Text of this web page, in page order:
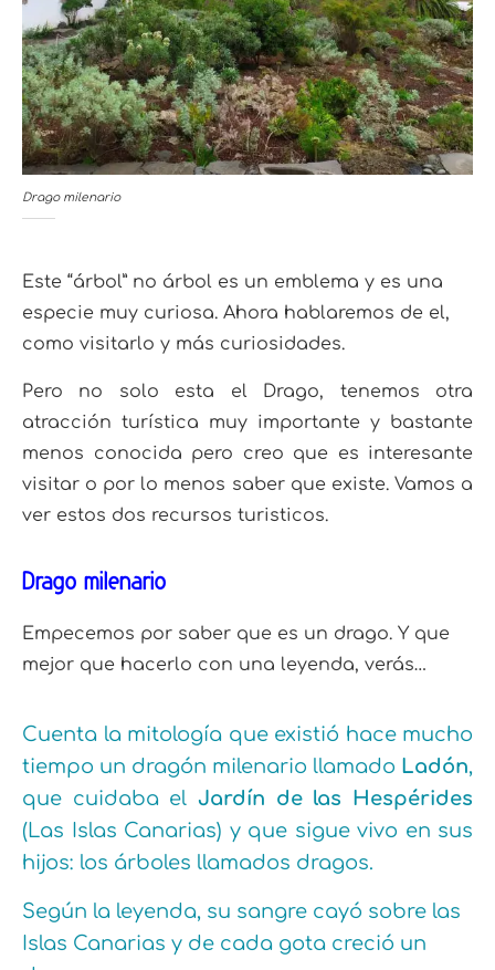
Drago milenario
Este “árbol” no árbol es un emblema y es una
especie muy curiosa. Ahora hablaremos de el,
como visitarlo y más curiosidades.
Pero no solo esta el Drago, tenemos otra
atracción turística muy importante y bastante
menos conocida pero creo que es interesante
visitar o por lo menos saber que existe. Vamos a
ver estos dos recursos turisticos.
Drago milenario
Empecemos por saber que es un drago. Y que
mejor que hacerlo con una leyenda, verás…
Cuenta la mitología que existió hace mucho
tiempo un dragón milenario llamado Ladón,
que cuidaba el Jardín de las Hespérides
(Las Islas Canarias) y que sigue vivo en sus
hijos: los árboles llamados dragos.
Según la leyenda, su sangre cayó sobre las
Islas Canarias y de cada gota creció un